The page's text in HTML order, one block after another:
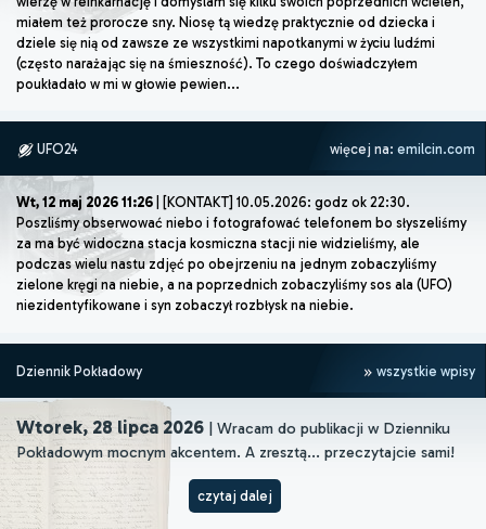
miałem też prorocze sny. Niosę tą wiedzę praktycznie od dziecka i
dziele się nią od zawsze ze wszystkimi napotkanymi w życiu ludźmi
(często narażając się na śmieszność). To czego doświadczyłem
poukładało w mi w głowie pewien...
UFO24 więcej na: emilcin.com
Wt, 12 maj 2026 11:26 | [KONTAKT] 10.05.2026: godz ok 22:30.
Poszliśmy obserwować niebo i fotografować telefonem bo słyszeliśmy
za ma być widoczna stacja kosmiczna stacji nie widzieliśmy, ale
podczas wielu nastu zdjęć po obejrzeniu na jednym zobaczyliśmy
zielone kręgi na niebie, a na poprzednich zobaczyliśmy sos ala (UFO)
niezidentyfikowane i syn zobaczył rozbłysk na niebie.
Dziennik Pokładowy wszystkie wpisy
Wtorek, 28 lipca 2026 | Wracam do publikacji w Dzienniku
Pokładowym mocnym akcentem. A zresztą... przeczytajcie sami!
czytaj dalej